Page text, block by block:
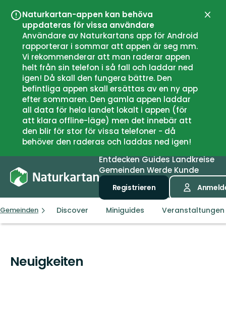
Naturkartan-appen kan behöva
uppdateras för vissa användare
Användare av Naturkartans app för Android
rapporterar i sommar att appen är seg mm.
Vi rekommenderar att man raderar appen
helt från sin telefon i så fall och laddar ned
igen! Då skall den fungera bättre. Den
befintliga appen skall ersättas av en ny app
efter sommaren. Den gamla appen laddar
all data för hela landet lokalt i appen (för
att klara offline-läge) men det innebär att
den blir för stor för vissa telefoner - då
behöver den raderas och laddas ned igen!
EntdeckenGuidesLandkreise
Gemeinden Werde Kunde
Registrieren
Gemeinden Lilla Edet
Discover Miniguides Veranstaltungen
Neuigkeiten